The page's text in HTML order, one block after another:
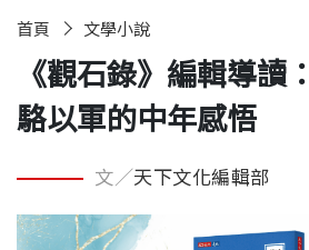
首頁 文學小說
《觀石錄》編輯導讀
駱以軍的中年感悟
文／天下文化編輯部